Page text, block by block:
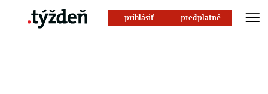
prihlásiť predplatné